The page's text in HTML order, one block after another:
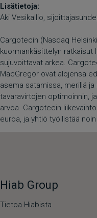
Lisätietoja:
Aki Vesikallio,
Cargotecin (Nasdaq
kuormankäsittelyn ratkaisut
sujuvoittavat arkea.
MacGregor ovat alojensa
asema satamissa, merillä
tavaravirtojen optimoinnin,
arvoa. Cargotecin
euroa, ja yhtiö työllistää
Hiab Group
Tietoa Hiabista